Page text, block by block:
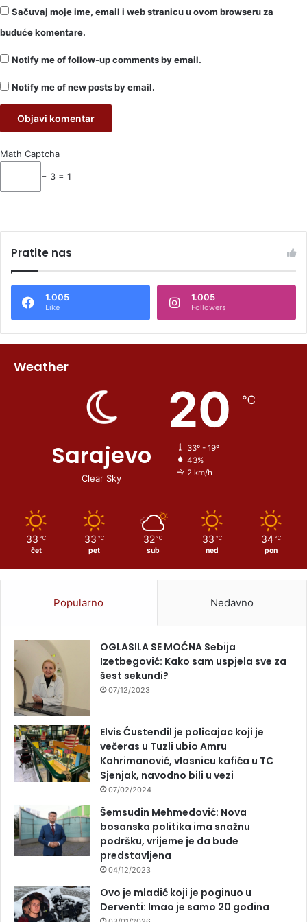
Sačuvaj moje ime, email i web stranicu u ovom browseru za
buduće komentare.
Notify me of follow-up comments by email.
Notify me of new posts by email.
Math Captcha
− 3 = 1
Pratite nas
1.005
Like
1.005
Followers
Weather
Sarajevo
Clear Sky
20 ℃
33º - 19º
43%
2 km/h
33 ℃
čet
33 ℃
pet
32 ℃
sub
33 ℃
ned
34 ℃
pon
Popularno Nedavno
OGLASILA SE MOĆNA Sebija
Izetbegović: Kako sam uspjela sve za
šest sekundi?
07/12/2023
Elvis Ćustendil je policajac koji je
večeras u Tuzli ubio Amru
Kahrimanović, vlasnicu kafića u TC
Sjenjak, navodno bili u vezi
07/02/2024
Šemsudin Mehmedović: Nova
bosanska politika ima snažnu
podršku, vrijeme je da bude
predstavljena
04/12/2023
Ovo je mladić koji je poginuo u
Derventi: Imao je samo 20 godina